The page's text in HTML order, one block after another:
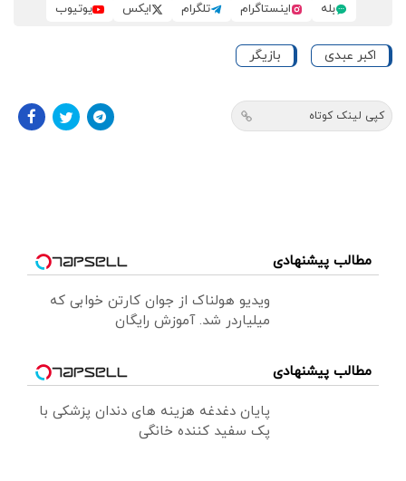
بله
اینستاگرام تلگرام ایکس یوتیوب
اکبر عبدی بازیگر
کپی لینک کوتاه
مطالب پیشنهادی
ویدیو هولناک از جوان کارتن خوابی که
میلیاردر شد. آموزش رایگان
مطالب پیشنهادی
پایان دغدغه هزینه های دندان پزشکی با
پک سفید کننده خانگی